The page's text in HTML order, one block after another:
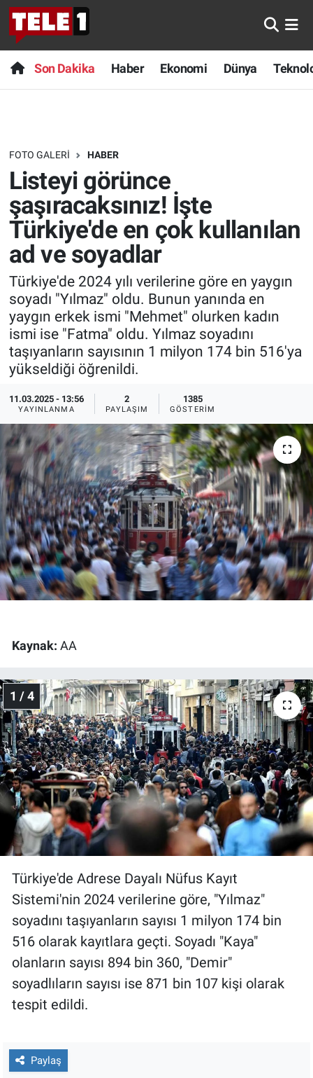
Son Dakika Haber Ekonomi Dünya
FOTO GALERI HABER
Listeyi görünce
şaşıracaksınız! İşte
Türkiye'de en çok kullanılan
ad ve soyadlar
Türkiye'de 2024 yılı verilerine göre en yaygın
soyadı "Yılmaz" oldu. Bunun yanında en
yaygın erkek ismi "Mehmet" olurken kadın
ismi ise "Fatma" oldu. Yılmaz soyadını
taşıyanların sayısının 1 milyon 174 bin 516'ya
yükseldiği öğrenildi.
11.03.2025 - 13:56
YAYINLANMA
2
PAYLAŞIM
1385
GÖSTERIM
Kaynak: AA
1 / 4
Türkiye'de Adrese Dayalı Nüfus Kayıt
Sistemi'nin 2024 verilerine göre, "Yılmaz"
soyadını taşıyanların sayısı 1 milyon 174 bin
516 olarak kayıtlara geçti. Soyadı "Kaya"
olanların sayısı 894 bin 360, "Demir"
soyadlıların sayısı ise 871 bin 107 kişi olarak
tespit edildi.
Paylaş
Anında Manşet
Başka Sohbetler
Bilim turu
Bilim ve Teknoloji Evreni
Doğa Konuşuyor
Dünya
Ege Saati
Ege'den Esintiler
Eğitim
Eğlence
Ekonomi
Forum
Gerçeğin İzinde
Gün Başlıyor
Gün Bitiyor
Günün görüntüsü
Haber
İlan
Kimdir
Koronavirüs
Kültür Sanat
Nedir
Popüler
Sağlık
Son Dakika
Haber
Dünya
Teknoloji
Sağlık
Spor
Yayın Akışı
İletişim
Nöbetçi Eczaneler
Hava Durumu
Trafik Durumu
Süper Lig Puan Durumu ve Fikstür
Tüm Manşetler
Son Dakika Haberleri
Haber Arşivi